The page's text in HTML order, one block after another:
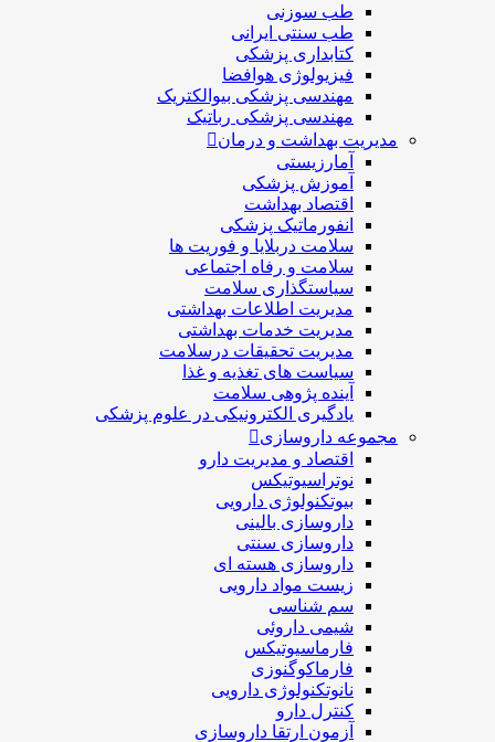
طب سوزنی
طب سنتی ایرانی
کتابداری پزشکی
فیزیولوژی هوافضا
مهندسی پزشکی بیوالکتریک
مهندسی پزشکی رباتیک
مدیریت بهداشت و درمان
آمارزیستی
آموزش پزشکی
اقتصاد بهداشت
انفورماتیک پزشکی
سلامت دربلايا و فوريت ها
سلامت و رفاه اجتماعی
سیاستگذاری سلامت
مدیریت اطلاعات بهداشتی
مدیریت خدمات بهداشتی
مدیریت تحقیقات درسلامت
سیاست های تغذیه و غذا
آینده پژوهی سلامت
یادگیری الکترونیکی در علوم پزشکی
مجموعه داروسازی
اقتصاد و مديريت دارو
نوتراسیوتیکس
بيوتكنولوژی دارویی
داروسازی بالينی
داروسازی سنتی
داروسازی هسته ای
زیست مواد دارویی
سم شناسی
شيمی داروئی
فارماسيوتيكس
فارماكوگنوزی
نانوتکنولوژی دارویی
كنترل دارو
آزمون ارتقا داروسازی